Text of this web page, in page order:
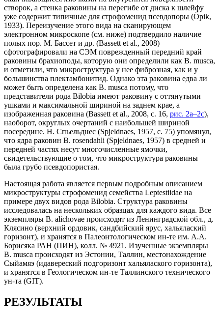
створок, а стенка раковины на перегибе от диска к шлейфу
уже содержит типичные для строфоменид псевдопоры (Öpik,
1933). Переизучение этого вида на сканирующем
электронном микроскопе (см. ниже) подтвердило наличие
полых пор. М. Бассет и др. (Bassett et al., 2008)
сфотографировали на СЭМ поврежденный передний край
раковины брахиоподы, которую они определили как B. musca,
и отметили, что микроструктура у нее фиброзная, как и у
большинства плектамбонитид. Однако эта раковина едва ли
может быть определена как B. musca потому, что
представители рода Bilobia имеют раковину с оттянутыми
ушками и максимальной шириной на заднем крае, а
изображенная раковина (Bassett et al., 2008, с. 16, рис. 2a–2c),
наоборот, округлых очертаний с наибольшей шириной
посередине. Н. Спьельднес (Spjeldnaes, 1957, с. 75) упомянул,
что ядра раковин B. rosendahli (Spjeldnaes, 1957) в средней и
передней частях несут многочисленные ямочки,
свидетельствующие о том, что микроструктура раковины
была грубо псевдопористая.
Настоящая работа является первым подробным описанием
микроструктуры строфоменид семейства Leptestiidae на
примере двух видов рода Bilobia. Структура раковины
исследовалась на нескольких образцах для каждого вида. Все
экземпляры B. alichovae происходят из Ленинградской обл., д.
Клясино (верхний ордовик, сандбийский ярус, хальялаский
горизонт), и хранятся в Палеонтологическом ин-те им. А.А.
Борисяка РАН (ПИН), колл. № 4921. Изученные экземпляры
B. musca происходят из Эстонии, Таллин, местонахождение
Сыйамяэ (идавереский подгоризонт хальялаского горизонта),
и хранятся в Геологическом ин-те Таллинского технического
ун-та (GIT).
РЕЗУЛЬТАТЫ